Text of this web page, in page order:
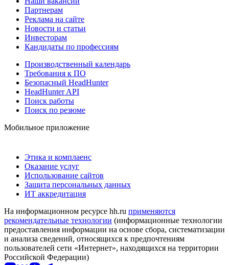
Партнерам
Реклама на сайте
Новости и статьи
Инвесторам
Кандидаты по профессиям
Производственный календарь
Требования к ПО
Безопасный HeadHunter
HeadHunter API
Поиск работы
Поиск по резюме
Мобильное приложение
Этика и комплаенс
Оказание услуг
Использование сайтов
Защита персональных данных
ИТ аккредитация
На информационном ресурсе hh.ru применяются
рекомендательные технологии (информационные технологии
предоставления информации на основе сбора, систематизации
и анализа сведений, относящихся к предпочтениям
пользователей сети «Интернет», находящихся на территории
Российской Федерации)